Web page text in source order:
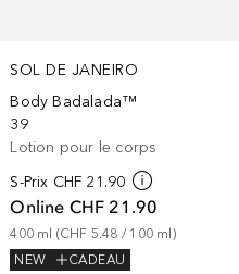
SOL DE JANEIRO
Body Badalada™
39
Lotion pour le corps
S-Prix CHF 21.90
Online CHF 21.90
400 ml (CHF 5.48 / 100 ml)
NEW
CADEAU